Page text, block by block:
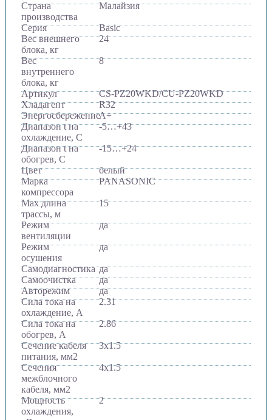
Страна
производства
Малайзия
Серия
Basic
Вес внешнего
блока, кг
24
Вес
внутреннего
блока, кг
8
Артикул
CS-PZ20WKD/CU-PZ20WKD
Хладагент
R32
ЭнергосбережениеA+
Диапазон t на
охлаждение, С
-5…+43
Диапазон t на
обогрев, С
-15…+24
Цвет
белый
Марка
компрессора
PANASONIC
Max длина
трассы, м
15
Режим
вентиляции
да
Режим
осушения
да
Самодиагностика да
Самоочистка
да
Авторежим
да
Сила тока на
охлаждение, А
2.31
Сила тока на
обогрев, А
2.86
Сечение кабеля
питания, мм2
3x1.5
Сечения
межблочного
кабеля, мм2
4x1.5
Мощность
охлаждения,
2